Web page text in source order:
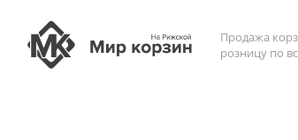
Продажа
розницу по